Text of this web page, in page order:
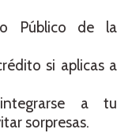
Público de la
si aplicas a
a tu
sorpresas.